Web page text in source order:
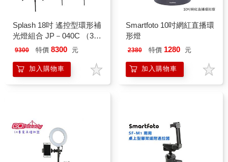
Splash 18吋 遙控型環形補
光燈組合 JP－040C （3
入/組）含燈架
9300 特價 8300 元
加入購物車
Smartfoto 10吋網紅直播環
形燈
2380 特價 1280 元
加入購物車